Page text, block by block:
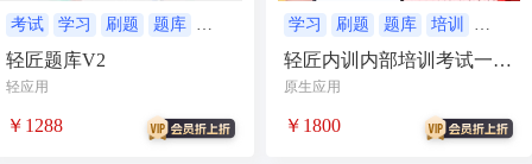
游戏 租赁合同 上门
AI音乐
考试 学习 刷题
题库
培训
轻匠题库V2
轻应用
￥1288
学习 刷题 题库
培训
小程序
轻匠内训内部培训考试一体
化平台
原生应用
￥1800